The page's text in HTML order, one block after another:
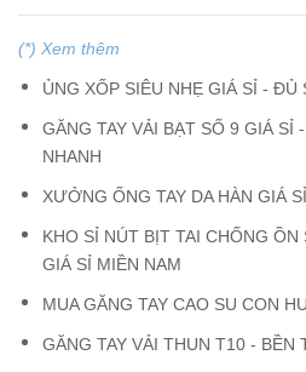
(*) Xem thêm
ỦNG XỐP SIÊU NHẸ GIÁ SỈ -
GĂNG TAY VẢI BẠT SỐ 9 GIÁ SỈ
NHANH
XƯỞNG ỐNG TAY DA HÀN GIÁ
KHO SỈ NÚT BỊT TAI CHỐNG
GIÁ SỈ MIỀN NAM
MUA GĂNG TAY CAO SU CON
GĂNG TAY VẢI THUN T10 - BỀN